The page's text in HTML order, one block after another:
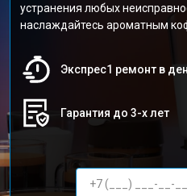
устранения любых
наслаждайтесь ароматным
Экспрес1 ремонт в
Гарантия до 3-х лет